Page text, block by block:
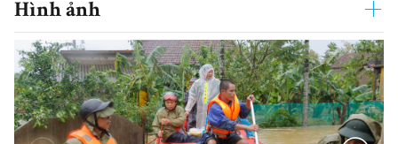
Hình ảnh